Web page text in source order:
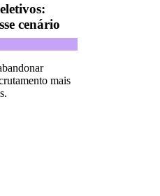
cenário
mais